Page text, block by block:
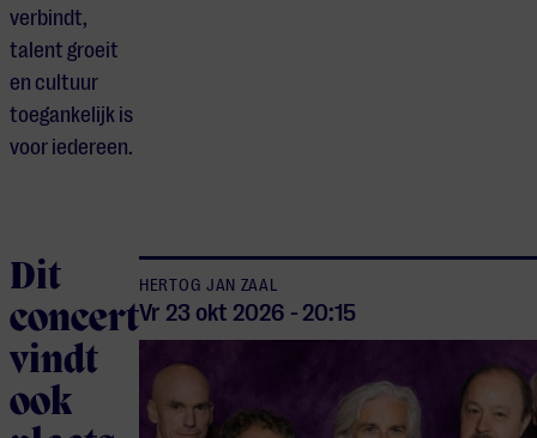
verbindt,
talent groeit
en cultuur
toegankelijk is
voor iedereen.
Dit
concert
vindt
ook
HERTOG JAN ZAAL
Vr 23 okt 2026 -20:15